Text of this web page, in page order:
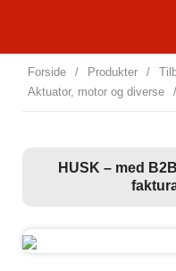
Forside / Produkter /
Aktuator, motor og diverse
/
HUSK – med